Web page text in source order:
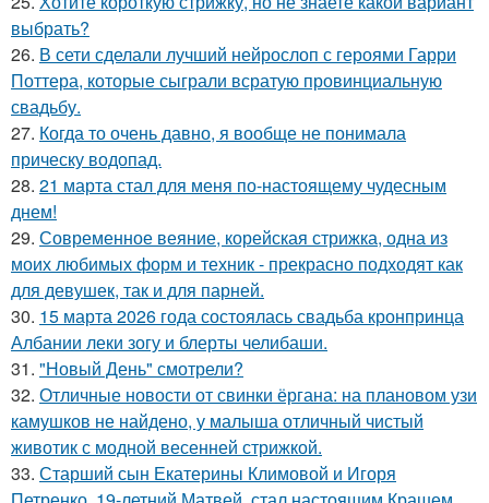
выбрать?
26. В сети сделали лучший нейрослоп с героями Гарри
Поттера, которые сыграли всратую провинциальную
свадьбу.
27. Когда то очень давно, я вообще не понимала
прическу водопад.
28. 21 марта стал для меня по-настоящему чудесным
днем!
29. Современное веяние, корейская стрижка, одна из
моих любимых форм и техник - прекрасно подходят как
для девушек, так и для парней.
30. 15 марта 2026 года состоялась свадьба кронпринца
Албании леки зогу и блерты челибаши.
31. "Новый День" смотрели?
32. Отличные новости от свинки ёргана: на плановом узи
камушков не найдено, у малыша отличный чистый
животик с модной весенней стрижкой.
33. Старший сын Екатерины Климовой и Игоря